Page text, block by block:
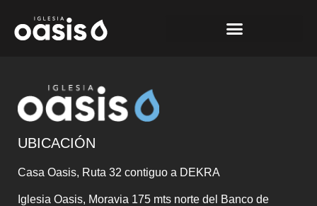
UBICACIÓN
Casa Oasis, Ruta 32 contiguo a DEKRA
Iglesia Oasis, Moravia 175 mts norte del Banco de